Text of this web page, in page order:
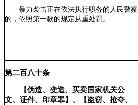
暴力袭击正在依法执行职务的人民警察
的，依照第一款的规定从重处罚。
第二百八十条
【伪造、变造、买卖国家机关公
文、证件、印章罪】 、
【盗窃、抢夺、